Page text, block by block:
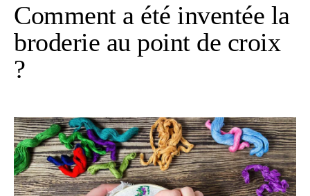
Comment a été inventée la
broderie au point de croix
?